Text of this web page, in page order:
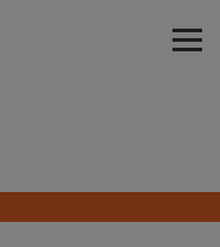
Bonn